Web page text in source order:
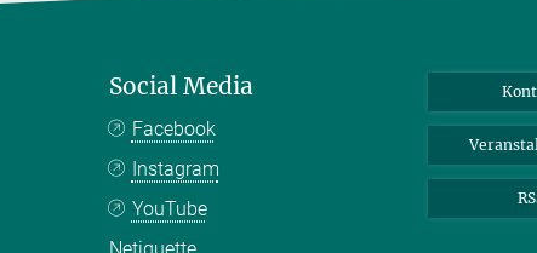
Social Media
Facebook
Instagram
YouTube